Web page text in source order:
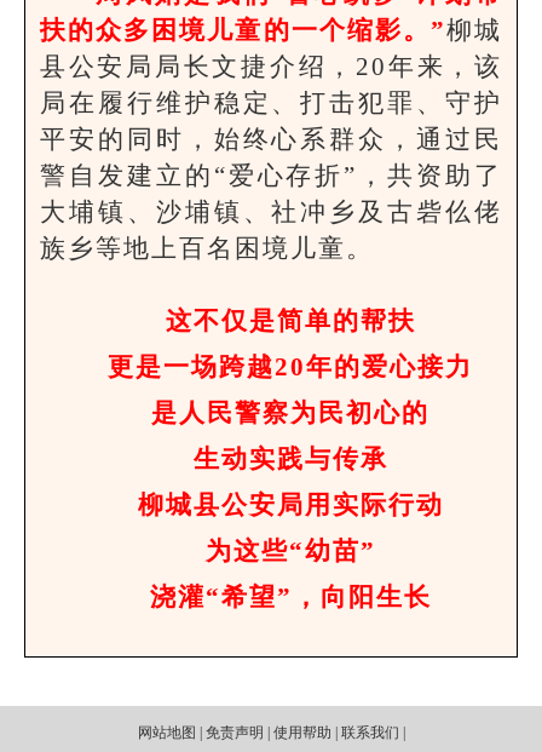
扶的众多困境儿童的一个缩影。”柳城
县公安局局长文捷介绍，20年来，该
局在履行维护稳定、打击犯罪、守护
平安的同时，始终心系群众，通过民
警自发建立的“爱心存折”，共资助了
大埔镇、沙埔镇、社冲乡及古砦仫佬
族乡等地上百名困境儿童。
这不仅是简单的帮扶
更是一场跨越20年的爱心接力
是人民警察为民初心的
生动实践与传承
柳城县公安局用实际行动
为这些“幼苗”
浇灌“希望”，向阳生长
网站地图 | 免责声明 | 使用帮助 | 联系我们 |